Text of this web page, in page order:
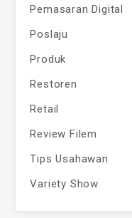
Pemasaran Digital
Poslaju
Produk
Restoren
Retail
Review Filem
Tips Usahawan
Variety Show